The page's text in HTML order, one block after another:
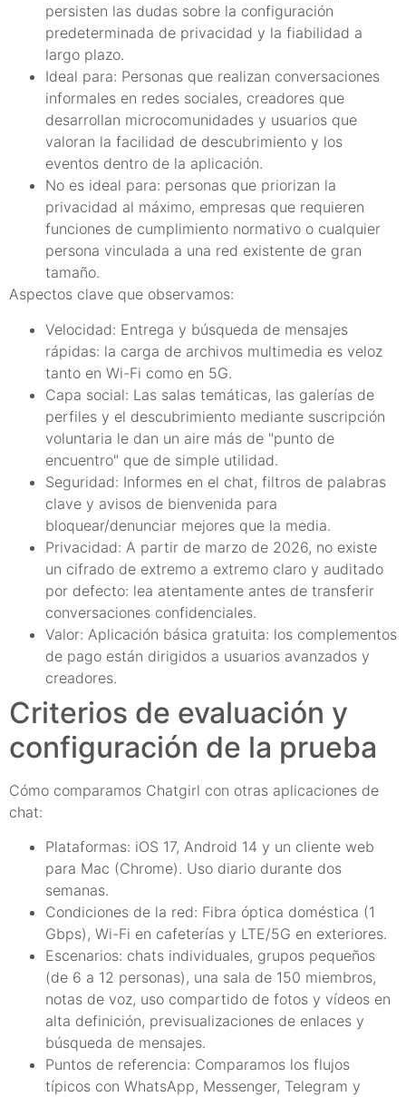
persisten las dudas sobre la configuración
predeterminada de privacidad y la fiabilidad a
largo plazo.
Ideal para: Personas que realizan conversaciones
informales en redes sociales, creadores que
desarrollan microcomunidades y usuarios que
valoran la facilidad de descubrimiento y los
eventos dentro de la aplicación.
No es ideal para: personas que priorizan la
privacidad al máximo, empresas que requieren
funciones de cumplimiento normativo o cualquier
persona vinculada a una red existente de gran
tamaño.
Aspectos clave que observamos:
Velocidad: Entrega y búsqueda de mensajes
rápidas: la carga de archivos multimedia es veloz
tanto en Wi-Fi como en 5G.
Capa social: Las salas temáticas, las galerías de
perfiles y el descubrimiento mediante suscripción
voluntaria le dan un aire más de "punto de
encuentro" que de simple utilidad.
Seguridad: Informes en el chat, filtros de palabras
clave y avisos de bienvenida para
bloquear/denunciar mejores que la media.
Privacidad: A partir de marzo de 2026, no existe
un cifrado de extremo a extremo claro y auditado
por defecto: lea atentamente antes de transferir
conversaciones confidenciales.
Valor: Aplicación básica gratuita: los complementos
de pago están dirigidos a usuarios avanzados y
creadores.
Criterios de evaluación y
configuración de la prueba
Cómo comparamos Chatgirl con otras aplicaciones de
chat:
Plataformas: iOS 17, Android 14 y un cliente web
para Mac (Chrome). Uso diario durante dos
semanas.
Condiciones de la red: Fibra óptica doméstica (1
Gbps), Wi-Fi en cafeterías y LTE/5G en exteriores.
Escenarios: chats individuales, grupos pequeños
(de 6 a 12 personas), una sala de 150 miembros,
notas de voz, uso compartido de fotos y vídeos en
alta definición, previsualizaciones de enlaces y
búsqueda de mensajes.
Puntos de referencia: Comparamos los flujos
típicos con WhatsApp, Messenger, Telegram y